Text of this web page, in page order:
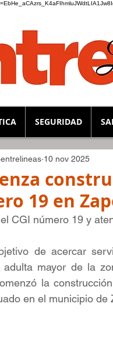
SEGURIDAD
19 en
10 nov 2025
CGI número 19 y
de acercar
adulta mayor de la
la
en el municipio de